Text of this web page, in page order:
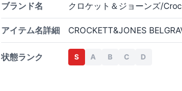
ブランド名 クロケット＆ジョーンズ/
アイテム名詳細 CROCKETT&JONES
状態ランク S A B C D